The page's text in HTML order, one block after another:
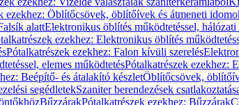
ezekhez: Öblítőcsövek, öblítőívek és átmeneti
alattElektronikus öblítés működtetéssel, hálózati
ezekhez: Elektronikus öblítés
Pótalkatrészek ezekhez: Falon kívüli szerelés
elemes működtetésPótalkatrészek ezekhez:
Beépítő- és átalakító készletÖblítőcsövek,
segédletekSzaniter berendezések
BűzzárakPótalkatrészek ezekhez: Bűzzárak